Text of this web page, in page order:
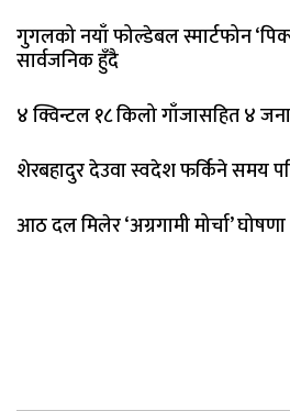
गुगलको नयाँ फोल्डेबल स्मार्टफोन
सार्वजनिक हुँदै
४ क्विन्टल १८ किलो गाँजासहित ४
शेरबहादुर देउवा स्वदेश फर्किने समय
आठ दल मिलेर ‘अग्रगामी मोर्चा’ घोषणा